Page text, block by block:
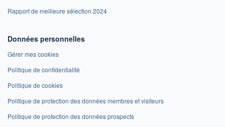
Rapport de meilleure sélection 2024
Données personnelles
Gérer mes cookies
Politique de confidentialité
Politique de cookies
Politique de protection des données membres et visiteurs
Politique de protection des données prospects